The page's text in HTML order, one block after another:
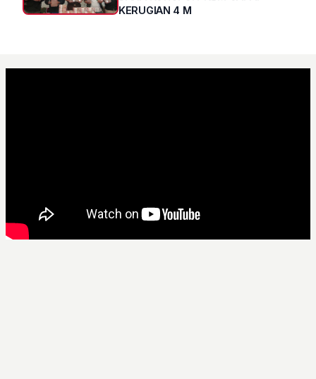
KERUGIAN 4 M